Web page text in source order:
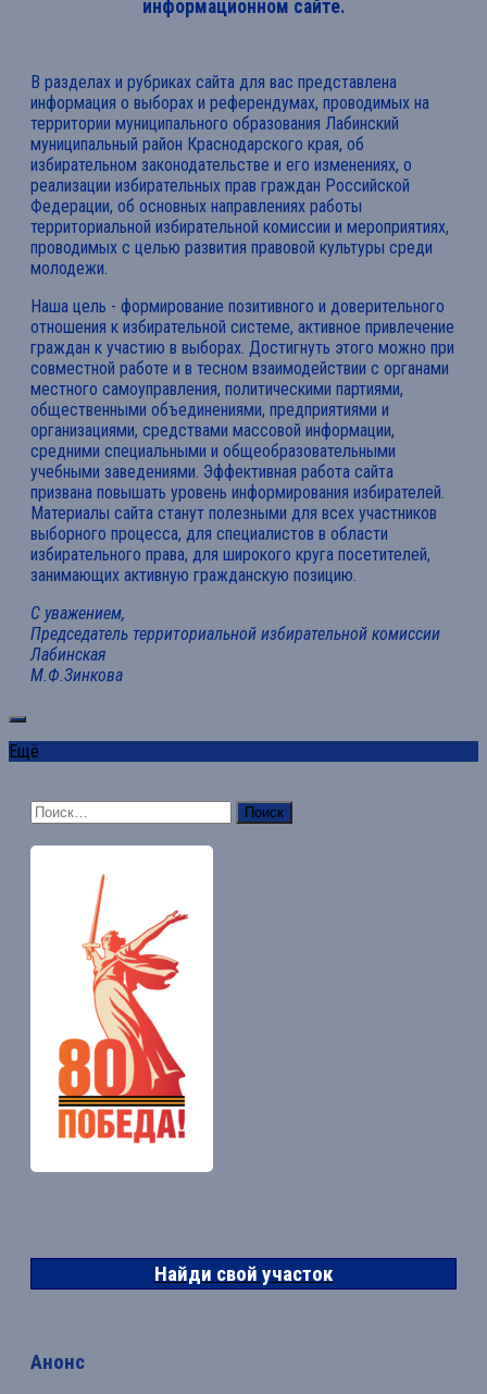
информационном сайте.
В разделах и рубриках сайта для вас представлена
информация о выборах и референдумах, проводимых на
территории муниципального образования Лабинский
муниципальный район Краснодарского края, об
избирательном законодательстве и его изменениях, о
реализации избирательных прав граждан Российской
Федерации, об основных направлениях работы
территориальной избирательной комиссии и мероприятиях,
проводимых с целью развития правовой культуры среди
молодежи.
Наша цель - формирование позитивного и доверительного
отношения к избирательной системе, активное привлечение
граждан к участию в выборах. Достигнуть этого можно при
совместной работе и в тесном взаимодействии с органами
местного самоуправления, политическими партиями,
общественными объединениями, предприятиями и
организациями, средствами массовой информации,
средними специальными и общеобразовательными
учебными заведениями. Эффективная работа сайта
призвана повышать уровень информирования избирателей.
Материалы сайта станут полезными для всех участников
выборного процесса, для специалистов в области
избирательного права, для широкого круга посетителей,
занимающих активную гражданскую позицию.
С уважением,
Председатель территориальной избирательной комиссии
Лабинская
М.Ф.Зинкова
Ещё
Найти:
Найди свой участок
Анонс